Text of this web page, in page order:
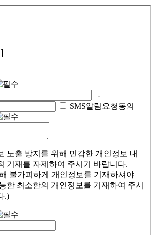
-
SMS알림요청동의
노출 방지를 위해 민감한 개인정보 내
기재를 자제하여 주시기 바랍니다.
불가피하게 개인정보를 기재하셔야
한 최소한의 개인정보를 기재하여 주시
.)